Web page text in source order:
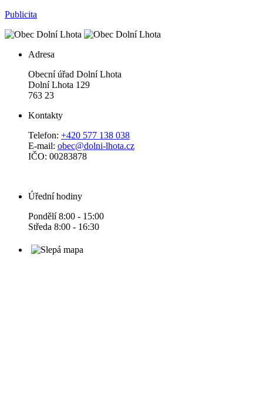
Publicita
Adresa
Obecní úřad Dolní Lhota
Dolní Lhota 129
763 23
Kontakty
Telefon: +420 577 138 038
E-mail: obec@dolni-lhota.cz
IČO: 00283878
Úřední hodiny
Pondělí 8:00 - 15:00
Středa 8:00 - 16:30